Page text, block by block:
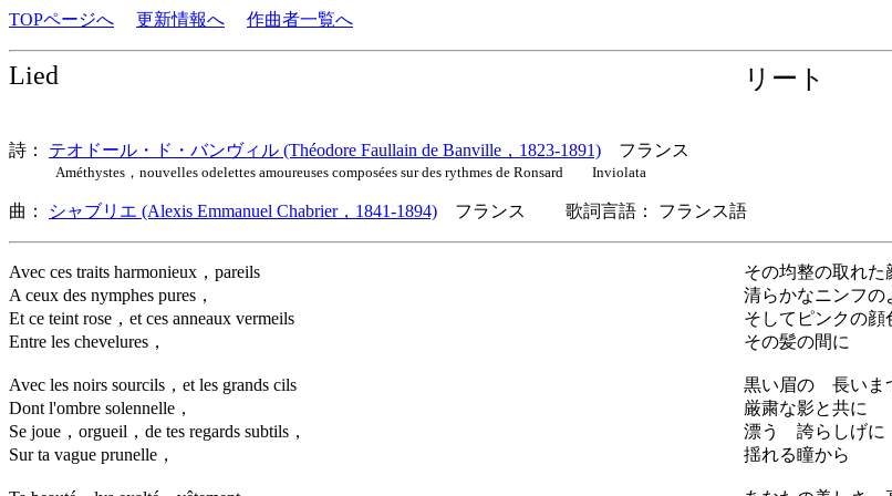
TOPページへ 更新情報へ 作曲者一覧へ
Lied リート
詩： テオドール・ド・バンヴィル (Théodore Faullain de Banville，1823-1891) フランス
Améthystes，nouvelles odelettes amoureuses composées sur des rythmes de Ronsard Inviolata
曲： シャブリエ (Alexis Emmanuel Chabrier，1841-1894) フランス 歌詞言語： フランス語
Avec ces traits harmonieux，pareils
A ceux des nymphes pures，
Et ce teint rose，et ces anneaux vermeils
Entre les chevelures，
Avec les noirs sourcils，et les grands cils
Dont l'ombre solennelle，
Se joue，orgueil，de tes regards subtils，
Sur ta vague prunelle，
その均整の取れ
清らかなニンフの
そしてピンクの
その髪の間に
黒い眉の 長いま
厳粛な影と共に
漂う 誇らしげに
揺れる瞳から